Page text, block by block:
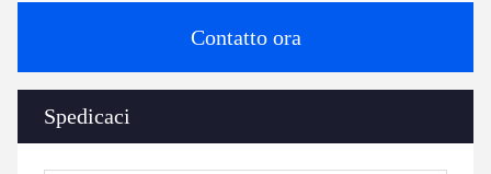
Contatto ora
Spedicaci